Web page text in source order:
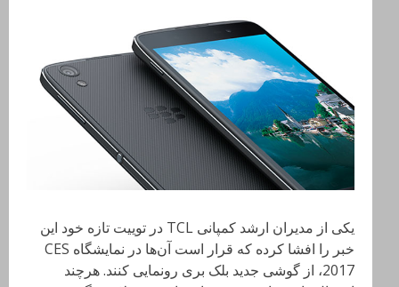
یکی از مدیران ارشد کمپانی TCL در توییت تازه خود این
خبر را افشا کرده که قرار است آن‌ها در نمایشگاه CES
2017، از گوشی جدید بلک بری رونمایی کنند. هرچند